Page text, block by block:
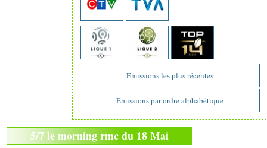
Emissions les plus récentes
Emissions par ordre alphabétique
5/7 le morning rmc du 18 Mai